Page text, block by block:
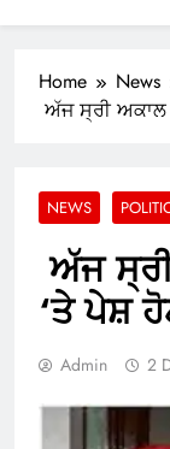
Home
News
ਅੱਜ ਸ੍ਰੀ ਅਕਾਲ
NEWS
ਅੱਜ
‘ਤੇ ਪੇਸ਼
Admin 2